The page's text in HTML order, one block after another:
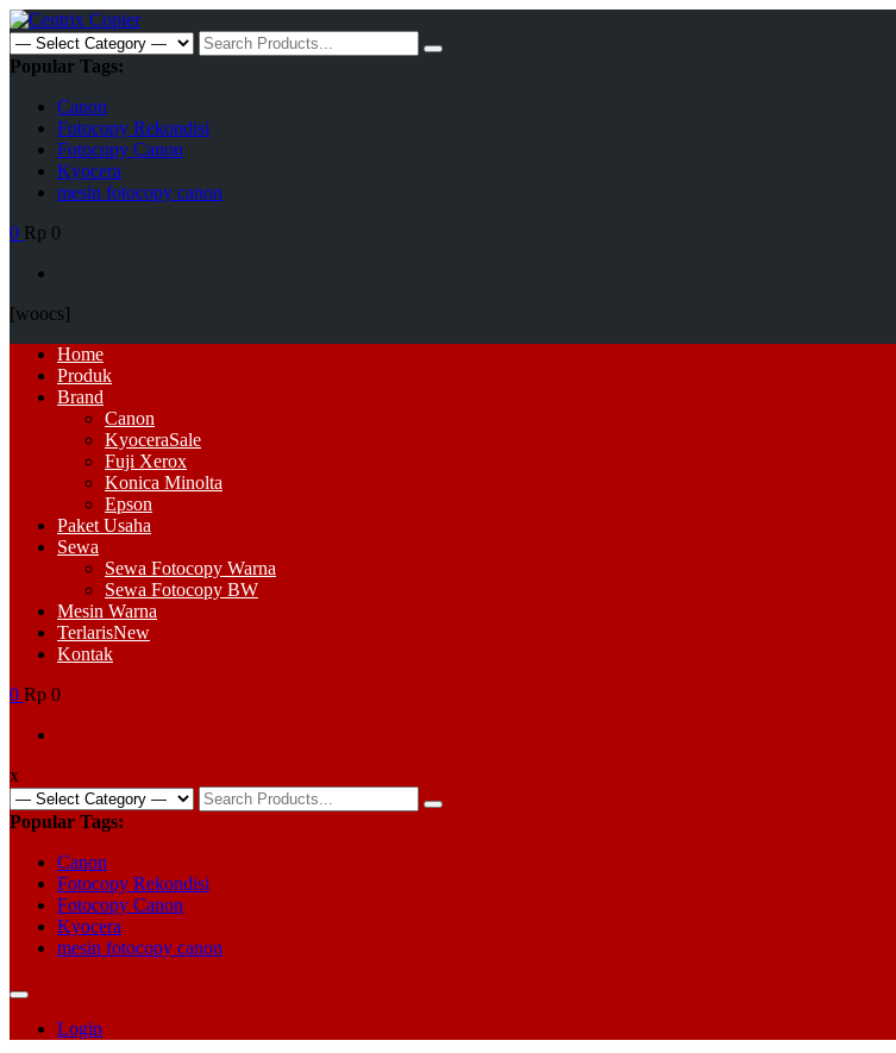
Skip
to
content
Search
for:
Popular Tags:
Canon
Fotocopy Rekondisi
Fotocopy Canon
Kyocera
mesin fotocopy canon
0 Rp 0
[woocs]
Primary
Menu
Home
Produk
Brand
Canon
KyoceraSale
Fuji Xerox
Konica Minolta
Epson
Paket Usaha
Sewa
Sewa Fotocopy Warna
Sewa Fotocopy BW
Mesin Warna
TerlarisNew
Kontak
0 Rp 0
x
Search
for:
Popular Tags:
Canon
Fotocopy Rekondisi
Fotocopy Canon
Kyocera
mesin fotocopy canon
Login